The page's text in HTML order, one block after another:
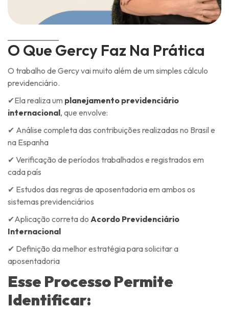
O Que Gercy Faz Na Prática
O trabalho de Gercy vai muito além de um simples cálculo
previdenciário.
✔Ela realiza um planejamento previdenciário
internacional, que envolve:
✔ Análise completa das contribuições realizadas no Brasil e
na Espanha
✔ Verificação de períodos trabalhados e registrados em
cada país
✔ Estudos das regras de aposentadoria em ambos os
sistemas previdenciários
✔Aplicação correta do Acordo Previdenciário
Internacional
✔ Definição da melhor estratégia para solicitar a
aposentadoria
Esse Processo Permite
Identificar: